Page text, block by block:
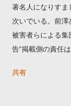
著名人になりすま
次いでいる。前澤
被害者らによる集
告”掲載側の責任
https://
共有